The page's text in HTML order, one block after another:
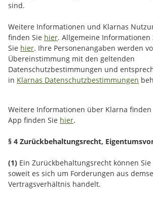
sind.
Weitere Informationen und Klarnas
finden Sie hier. Allgemeine
Sie hier. Ihre Personenangaben werden
Übereinstimmung mit den geltenden
Datenschutzbestimmungen und
in Klarnas Datenschutzbestimmungen
Weitere Informationen über Klarna finden
App finden Sie hier.
§ 4 Zurückbehaltungsrecht,
(1) Ein Zurückbehaltungsrecht können
soweit es sich um Forderungen aus
Vertragsverhältnis handelt.